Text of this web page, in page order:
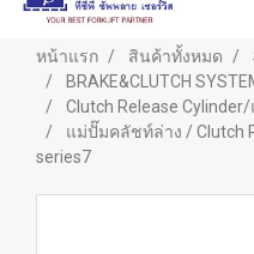
หน้าแรก สินค้าทั้งหมด
BRAKE&CLUTCH
Clutch Release
แม่ปั๊มคลัชท์ล่าง / Clutch
series7